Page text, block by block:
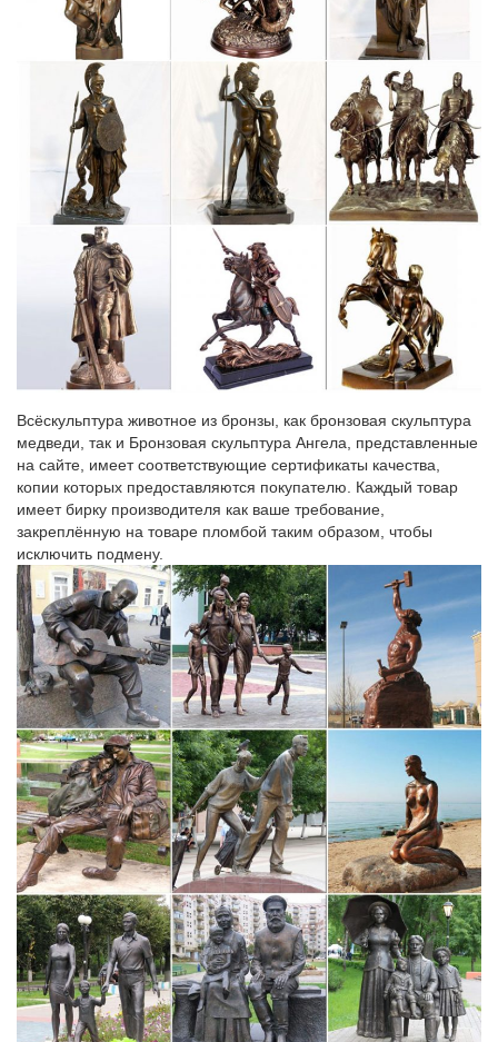
Всёскульптура животное из бронзы, как бронзовая скульптура
медведи, так и Бронзовая скульптура Ангела, представленные
на сайте, имеет соответствующие сертификаты качества,
копии которых предоставляются покупателю. Каждый товар
имеет бирку производителя как ваше требование,
закреплённую на товаре пломбой таким образом, чтобы
исключить подмену.